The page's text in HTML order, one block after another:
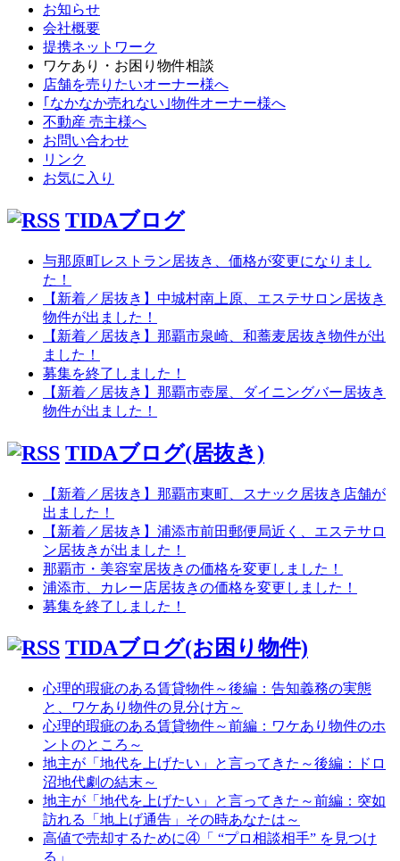
お知らせ
会社概要
提携ネットワーク
ワケあり・お困り物件相談
店舗を売りたいオーナー様へ
｢なかなか売れない｣物件オーナー様へ
不動産 売主様へ
お問い合わせ
リンク
お気に入り
TIDAブログ
与那原町レストラン居抜き、価格が変更になりまし
た！
【新着／居抜き】中城村南上原、エステサロン居抜き
物件が出ました！
【新着／居抜き】那覇市泉崎、和蕎麦居抜き物件が出
ました！
募集を終了しました！
【新着／居抜き】那覇市壺屋、ダイニングバー居抜き
物件が出ました！
TIDAブログ(居抜き)
【新着／居抜き】那覇市東町、スナック居抜き店舗が
出ました！
【新着／居抜き】浦添市前田郵便局近く、エステサロ
ン居抜きが出ました！
那覇市・美容室居抜きの価格を変更しました！
浦添市、カレー店居抜きの価格を変更しました！
募集を終了しました！
TIDAブログ(お困り物件)
心理的瑕疵のある賃貸物件～後編：告知義務の実態
と、ワケあり物件の見分け方～
心理的瑕疵のある賃貸物件～前編：ワケあり物件のホ
ントのところ～
地主が「地代を上げたい」と言ってきた～後編：ドロ
沼地代劇の結末～
地主が「地代を上げたい」と言ってきた～前編：突如
訪れる「地上げ通告」その時あなたは～
高値で売却するために④「 “プロ相談相手” を見つけ
る」